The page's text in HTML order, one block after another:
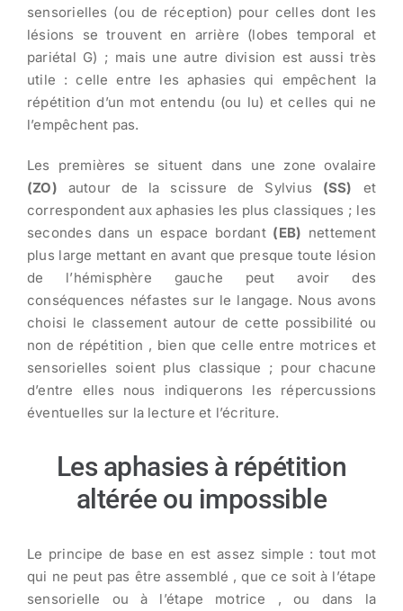
sensorielles (ou de réception) pour celles dont les
lésions se trouvent en arrière (lobes temporal et
pariétal G) ; mais une autre division est aussi très
utile : celle entre les aphasies qui empêchent la
répétition d’un mot entendu (ou lu) et celles qui ne
l’empêchent pas.
Les premières se situent dans une zone ovalaire
(ZO) autour de la scissure de Sylvius (SS) et
correspondent aux aphasies les plus classiques ; les
secondes dans un espace bordant (EB) nettement
plus large mettant en avant que presque toute lésion
de l’hémisphère gauche peut avoir des
conséquences néfastes sur le langage. Nous avons
choisi le classement autour de cette possibilité ou
non de répétition , bien que celle entre motrices et
sensorielles soient plus classique ; pour chacune
d’entre elles nous indiquerons les répercussions
éventuelles sur la lecture et l’écriture.
Les aphasies à répétition
altérée ou impossible
Le principe de base en est assez simple : tout mot
qui ne peut pas être assemblé , que ce soit à l’étape
sensorielle ou à l’étape motrice , ou dans la